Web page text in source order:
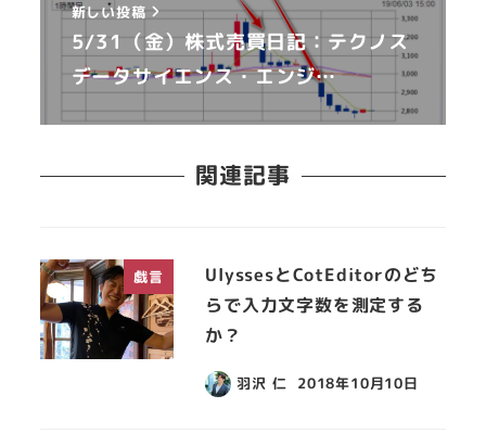
新しい投稿
5/31（金）株式売買日記：テクノス
データサイエンス・エンジ…
関連記事
戯言
UlyssesとCotEditorのどち
らで入力文字数を測定する
か？
羽沢 仁 2018年10月10日